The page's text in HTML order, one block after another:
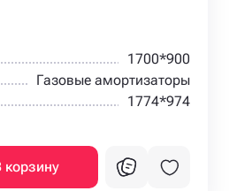
1700*900
Газовые амортизаторы
1774*974
корзину